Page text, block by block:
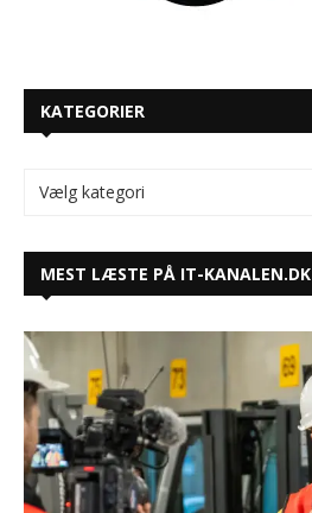
KATEGORIER
MEST LÆSTE PÅ IT-KANALEN.DK